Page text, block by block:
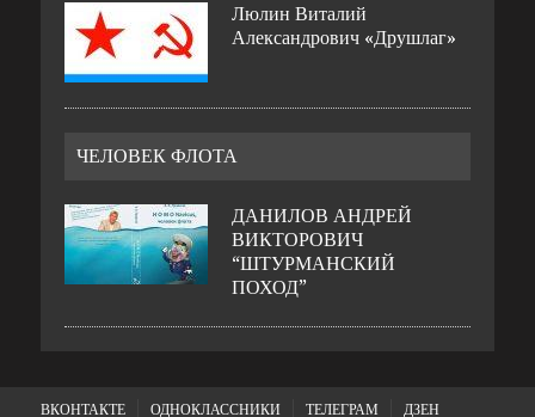
Люлин Виталий
Александрович «Друшлаг»
ЧЕЛОВЕК ФЛОТА
ДАНИЛОВ АНДРЕЙ
ВИКТОРОВИЧ
“ШТУРМАНСКИЙ
ПОХОД”
ВКОНТАКТЕ ОДНОКЛАССНИКИ ТЕЛЕГРАМ ДЗЕН